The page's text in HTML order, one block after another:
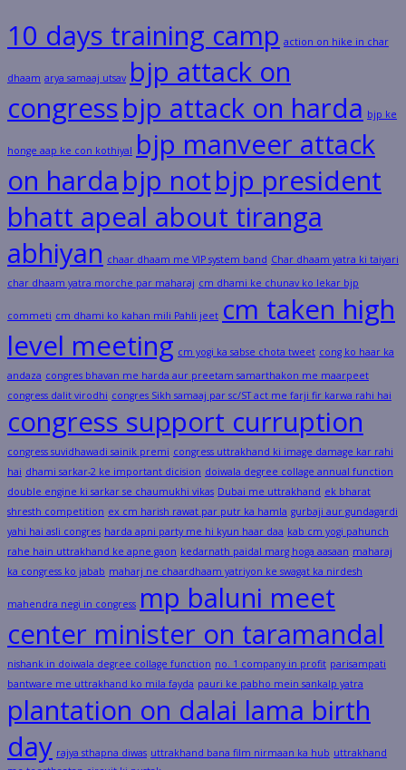
10 days training camp action on hike in char
dhaam arya samaaj utsav bjp attack on
congressbjp attack on harda bjp ke
honge aap ke con kothiyal bjp manveer attack
on harda bjp notbjp president
bhatt apeal about tiranga
abhiyan chaar dhaam me VIP system band Char dhaam yatra ki taiyari
char dhaam yatra morche par maharaj cm dhami ke chunav ko lekar bjp
commeti cm dhami ko kahan mili Pahli jeet cm taken high
level meeting cm yogi ka sabse chota tweet cong ko haar ka
andaza congres bhavan me harda aur preetam samarthakon me maarpeet
congress dalit virodhi congres Sikh samaaj par sc/ST act me farji fir karwa rahi hai
congress support curruption
congress suvidhawadi sainik premi congress uttrakhand ki image damage kar rahi
hai dhami sarkar-2 ke important dicision doiwala degree collage annual function
double engine ki sarkar se chaumukhi vikas Dubai me uttrakhand ek bharat
shresth competition ex cm harish rawat par putr ka hamla gurbaji aur gundagardi
yahi hai asli congres harda apni party me hi kyun haar daa kab cm yogi pahunch
rahe hain uttrakhand ke apne gaon kedarnath paidal marg hoga aasaan maharaj
ka congress ko jabab maharj ne chaardhaam yatriyon ke swagat ka nirdesh
mahendra negi in congress mp baluni meet
center minister on taramandal
nishank in doiwala degree collage function no. 1 company in profit parisampati
bantware me uttrakhand ko mila fayda pauri ke pabho mein sankalp yatra
plantation on dalai lama birth
day rajya sthapna diwas uttrakhand bana film nirmaan ka hub uttrakhand